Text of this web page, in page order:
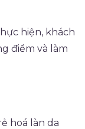
hiện, khách
điểm và làm
hoá làn da